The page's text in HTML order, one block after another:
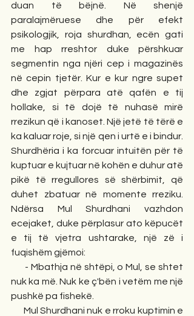
duan të bëjnë. Në shenjë
paralajmëruese dhe për efekt
psikologjik, roja shurdhan, ecën gati
me hap rreshtor duke përshkuar
segmentin nga njëri cep i magazinës
në cepin tjetër. Kur e kur ngre supet
dhe zgjat përpara atë qafën e tij
hollake, si të dojë të nuhasë mirë
rrezikun që i kanoset. Një jetë të tërë e
ka kaluar roje, si një qen i urtë e i bindur.
Shurdhëria i ka forcuar intuitën për të
kuptuar e kujtuar në kohën e duhur atë
pikë të rregullores së shërbimit, që
duhet zbatuar në momente rreziku.
Ndërsa Mul Shurdhani vazhdon
ecejaket, duke përplasur ato këpucët
e tij të vjetra ushtarake, një zë i
fuqishëm gjëmoi:
- Mbathja në shtëpi, o Mul, se shtet
nuk ka më. Nuk ke ç'bën i vetëm me një
pushkë pa fishekë.
Mul Shurdhani nuk e rroku kuptimin e